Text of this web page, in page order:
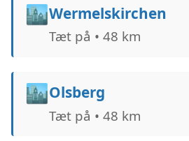
🏙️Wermelskirchen
Tæt på • 48 km
🏙️Olsberg
Tæt på • 48 km